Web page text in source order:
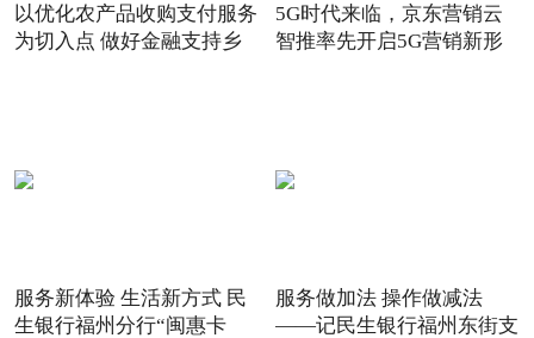
以优化农产品收购支付服务
为切入点 做好金融支持乡
5G时代来临，京东营销云
智推率先开启5G营销新形
服务新体验 生活新方式 民
生银行福州分行“闽惠卡
服务做加法 操作做减法
——记民生银行福州东街支